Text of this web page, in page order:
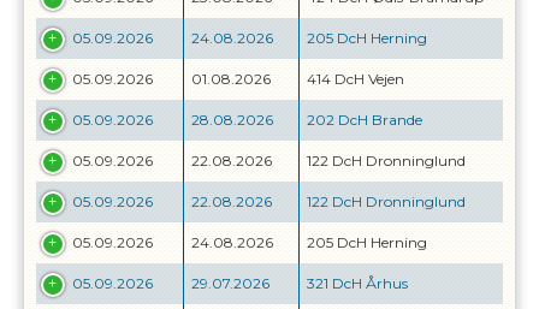
05.09.2026 24.08.2026 205 DcH Herning
05.09.2026 01.08.2026 414 DcH Vejen
05.09.2026 28.08.2026 202 DcH Brande
05.09.2026 22.08.2026 122 DcH Dronninglund
05.09.2026 22.08.2026 122 DcH Dronninglund
05.09.2026 24.08.2026 205 DcH Herning
05.09.2026 29.07.2026 321 DcH Århus